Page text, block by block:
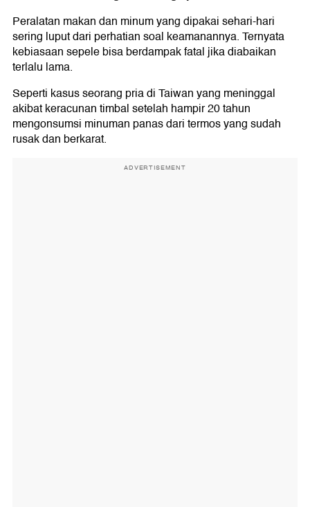
Peralatan makan dan minum yang dipakai sehari-hari
sering luput dari perhatian soal keamanannya. Ternyata
kebiasaan sepele bisa berdampak fatal jika diabaikan
terlalu lama.
Seperti kasus seorang pria di Taiwan yang meninggal
akibat keracunan timbal setelah hampir 20 tahun
mengonsumsi minuman panas dari termos yang sudah
rusak dan berkarat.
ADVERTISEMENT